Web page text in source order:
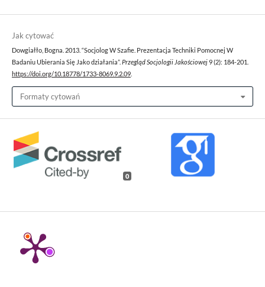
Jak cytować
Dowgiałło, Bogna. 2013. “Socjolog W Szafie. Prezentacja Techniki Pomocnej W
Badaniu Ubierania Się Jako działania”. Przegląd Socjologii Jakościowej9 (2): 184-201.
https://doi.org/10.18778/1733-8069.9.2.09
Formaty cytowań
0